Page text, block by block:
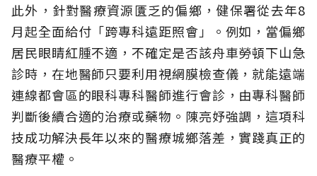
此外，針對醫療資源匱乏的偏鄉，健保署從去年8
月起全面給付「跨專科遠距照會」。例如，當偏鄉
居民眼睛紅腫不適，不確定是否該舟車勞頓下山急
診時，在地醫師只要利用視網膜檢查儀，就能遠端
連線都會區的眼科專科醫師進行會診，由專科醫師
判斷後續合適的治療或藥物。陳亮妤強調，這項科
技成功解決長年以來的醫療城鄉落差，實踐真正的
醫療平權。